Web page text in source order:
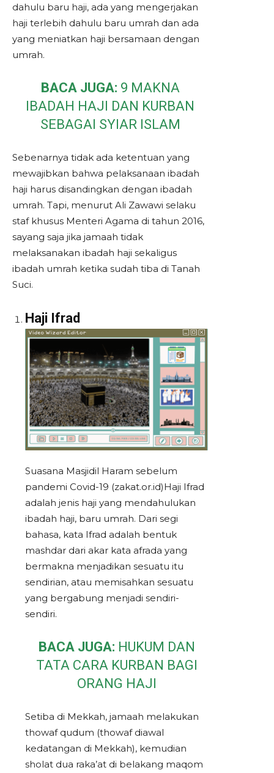
dahulu baru haji, ada yang mengerjakan
haji terlebih dahulu baru umrah dan ada
yang meniatkan haji bersamaan dengan
umrah.
BACA JUGA: 9 MAKNA
IBADAH HAJI DAN KURBAN
SEBAGAI SYIAR ISLAM
Sebenarnya tidak ada ketentuan yang
mewajibkan bahwa pelaksanaan ibadah
haji harus disandingkan dengan ibadah
umrah. Tapi, menurut Ali Zawawi selaku
staf khusus Menteri Agama di tahun 2016,
sayang saja jika jamaah tidak
melaksanakan ibadah haji sekaligus
ibadah umrah ketika sudah tiba di Tanah
Suci.
Haji Ifrad
Suasana Masjidil Haram sebelum
pandemi Covid-19 (zakat.or.id)Haji Ifrad
adalah jenis haji yang mendahulukan
ibadah haji, baru umrah. Dari segi
bahasa, kata Ifrad adalah bentuk
mashdar dari akar kata afrada yang
bermakna menjadikan sesuatu itu
sendirian, atau memisahkan sesuatu
yang bergabung menjadi sendiri-
sendiri.
BACA JUGA: HUKUM DAN
TATA CARA KURBAN BAGI
ORANG HAJI
Setiba di Mekkah, jamaah melakukan
thowaf qudum (thowaf diawal
kedatangan di Mekkah), kemudian
sholat dua raka’at di belakang maqom